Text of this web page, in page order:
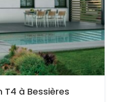
T4 à Bessières